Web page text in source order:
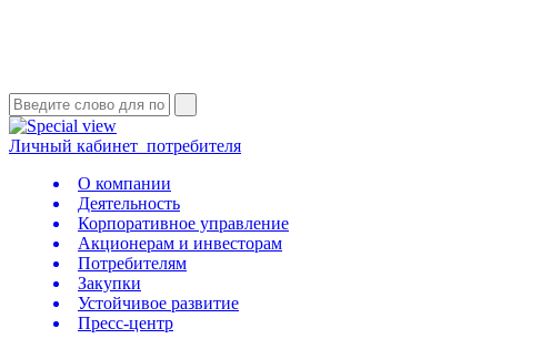
Личный кабинет потребителя
О компании
Деятельность
Корпоративное управление
Акционерам и инвесторам
Потребителям
Закупки
Устойчивое развитие
Пресс-центр